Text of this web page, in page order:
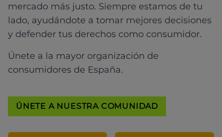
mercado más justo. Siempre estamos de tu
lado, ayudándote a tomar mejores decisiones
y defender tus derechos como consumidor.
Únete a la mayor organización de
consumidores de España.
ÚNETE A NUESTRA COMUNIDAD